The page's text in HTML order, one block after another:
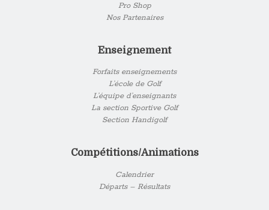
Pro Shop
Nos Partenaires
Enseignement
Forfaits enseignements
L’école de Golf
L’équipe d’enseignants
La section Sportive Golf
Section Handigolf
Compétitions/Animations
Calendrier
Départs – Résultats